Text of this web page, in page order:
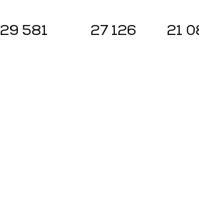
29 581 27 126 21